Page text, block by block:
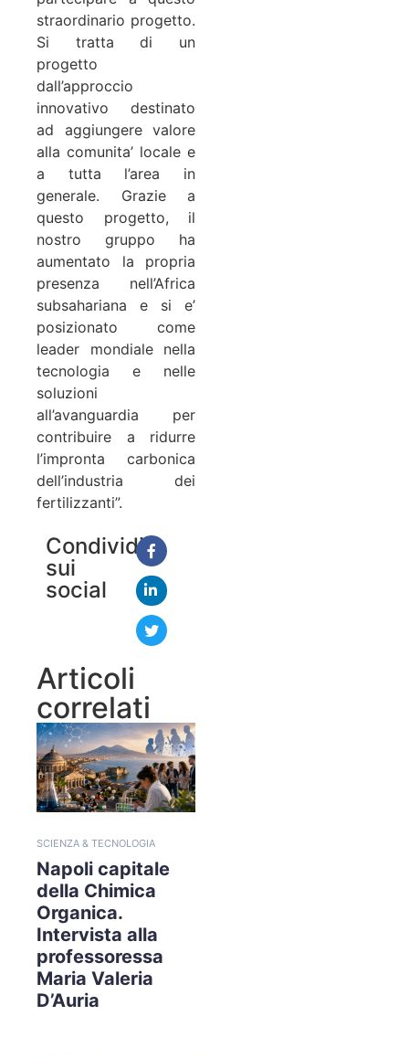
straordinario progetto.
Si tratta di un
progetto
dall’approccio
innovativo destinato
ad aggiungere valore
alla comunita’ locale e
a tutta l’area in
generale. Grazie a
questo progetto, il
nostro gruppo ha
aumentato la propria
presenza nell’Africa
subsahariana e si e’
posizionato come
leader mondiale nella
tecnologia e nelle
soluzioni
all’avanguardia per
contribuire a ridurre
l’impronta carbonica
dell’industria dei
fertilizzanti”.
Condividi
sui
social
Articoli
correlati
SCIENZA & TECNOLOGIA
Napoli capitale
della Chimica
Organica.
Intervista alla
professoressa
Maria Valeria
D’Auria